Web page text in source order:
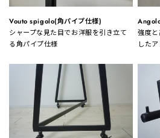
Vouto spigolo(角パイプ仕様)
シャープな見た目でお洋服を引き立て
る角パイプ仕様
強度
した